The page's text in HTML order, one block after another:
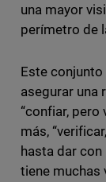
una mayor
perímetro de
Este
asegurar una
“confiar, pero
más,
hasta dar
tiene muchas